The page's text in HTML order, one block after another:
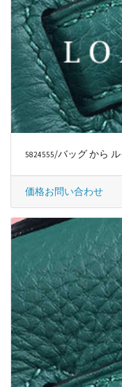
5824555/バッグ から ル
価格お問い合わせ